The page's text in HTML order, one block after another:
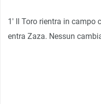
1′ Il Toro rientra in campo
entra Zaza. Nessun